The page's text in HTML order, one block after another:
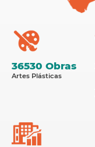
36530 Obras
Artes Plásticas